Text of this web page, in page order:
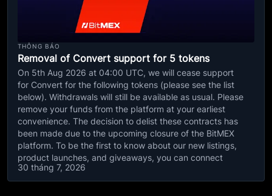
THÔNG BÁO
Removal of Convert support for 5 tokens
On 5th Aug 2026 at 04:00 UTC, we will cease support
for Convert for the following tokens (please see the list
below). Withdrawals will still be available as usual. Please
remove your funds from the platform at your earliest
convenience. The decision to delist these contracts has
been made due to the upcoming closure of the BitMEX
platform. To be the first to know about our new listings,
product launches, and giveaways, you can connect
30 tháng 7, 2026